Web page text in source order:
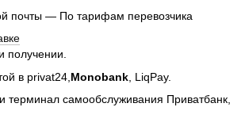
почты — По тарифам перевозчика
получении.
в privat24, Monobank LiqPay.
терминал самообслуживания Приватбанк,